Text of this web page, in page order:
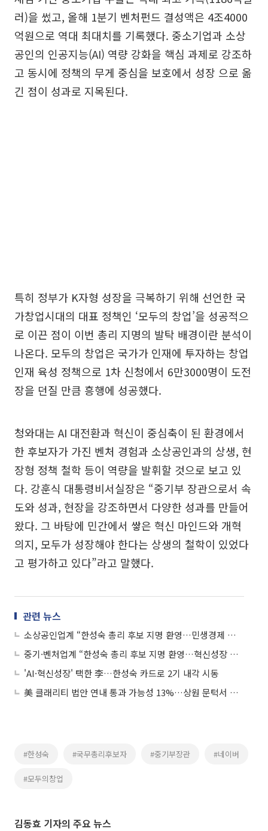
러)을 썼고, 올해 1분기 벤처펀드 결성액은 4조4000
억원으로 역대 최대치를 기록했다. 중소기업과 소상
공인의 인공지능(AI) 역량 강화을 핵심 과제로 강조하
고 동시에 정책의 무게 중심을 보호에서 성장 으로 옮
긴 점이 성과로 지목된다.
특히 정부가 K자형 성장을 극복하기 위해 선언한 국
가창업시대의 대표 정책인 ‘모두의 창업’을 성공적으
로 이끈 점이 이번 총리 지명의 발탁 배경이란 분석이
나온다. 모두의 창업은 국가가 인재에 투자하는 창업
인재 육성 정책으로 1차 신청에서 6만3000명이 도전
장을 던질 만큼 흥행에 성공했다.
청와대는 AI 대전환과 혁신이 중심축이 된 환경에서
한 후보자가 가진 벤처 경험과 소상공인과의 상생, 현
장형 정책 철학 등이 역량을 발휘할 것으로 보고 있
다. 강훈식 대통령비서실장은 “중기부 장관으로서 속
도와 성과, 현장을 강조하면서 다양한 성과를 만들어
왔다. 그 바탕에 민간에서 쌓은 혁신 마인드와 개혁
의지, 모두가 성장해야 한다는 상생의 철학이 있었다
고 평가하고 있다”라고 말했다.
관련 뉴스
소상공인업계 “한성숙 총리 후보 지명 환영…민생경제 적임자”
중기·벤처업계 “한성숙 총리 후보 지명 환영…혁신성장 적임자”
'AI·혁신성장' 택한 李…한성숙 카드로 2기 내각 시동
美 클래리티 법안 연내 통과 가능성 13%…상원 문턱서 제동
#한성숙 #국무총리후보자 #중기부장관 #네이버
#모두의창업
김동효 기자의 주요 뉴스